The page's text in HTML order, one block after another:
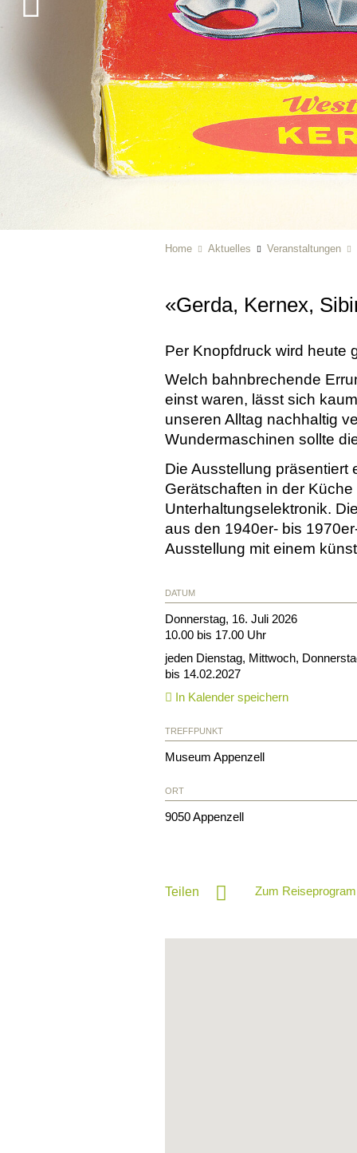
Home Aktuelles Veranstaltungen
«Gerda, Kernex,
Per Knopfdruck wird heute
Welch bahnbrechende
einst waren, lässt sich
unseren Alltag nachhaltig
Wundermaschinen sollte
Die Ausstellung präsentiert
Gerätschaften in der
Unterhaltungselektronik.
aus den 1940er- bis
Ausstellung mit einem
DATUM
Donnerstag, 16. Juli 2026
10.00 bis 17.00 Uhr
jeden Dienstag, Mittwoch,
bis 14.02.2027
In Kalender speichern
TREFFPUNKT
Museum Appenzell
ORT
9050Appenzell
Teilen Zum